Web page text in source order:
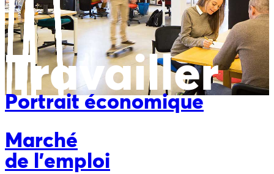
Travailler
Portrait économique
Marché
de l'emploi